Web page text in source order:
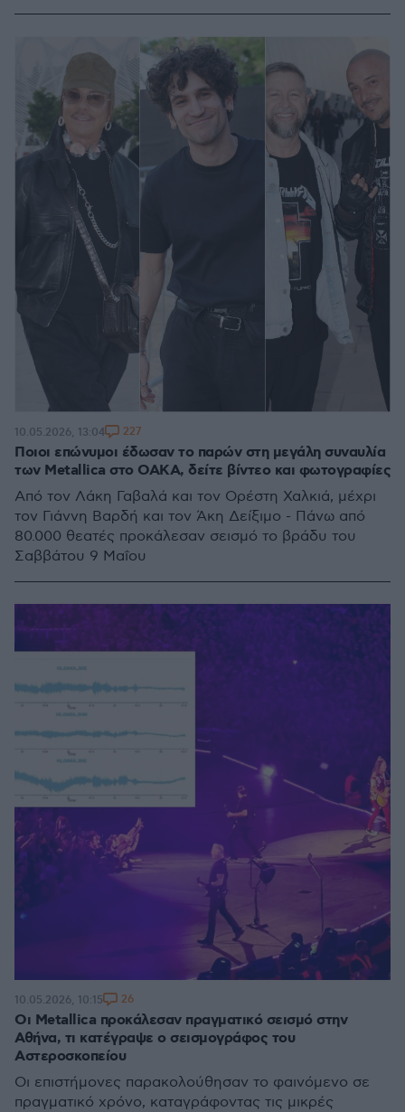
Ποιοι επώνυμοι έδωσαν το παρών στη μεγάλη συναυλία
των Metallica στο ΟΑΚΑ, δείτε βίντεο και φωτογραφίες
Από τον Λάκη Γαβαλά και τον Ορέστη Χαλκιά, μέχρι
τον Γιάννη Βαρδή και τον Άκη Δείξιμο - Πάνω από
80.000 θεατές προκάλεσαν σεισμό το βράδυ του
Σαββάτου 9 Μαΐου
10.05.2026, 13:04 227
Οι Metallica προκάλεσαν πραγματικό σεισμό στην
Αθήνα, τι κατέγραψε ο σεισμογράφος του
Αστεροσκοπείου
Οι επιστήμονες παρακολούθησαν το φαινόμενο σε
πραγματικό χρόνο, καταγράφοντας τις μικρές
10.05.2026, 10:15 26